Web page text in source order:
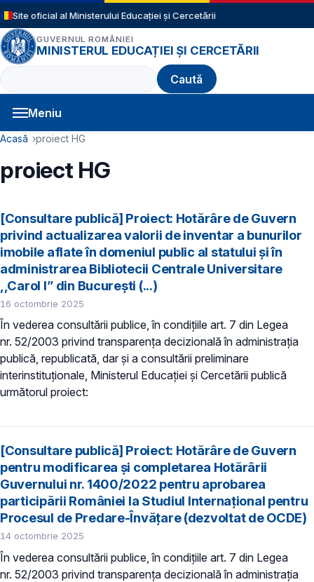
Sari la conținutul principal
Site oficial al Ministerului Educației și Cercetării
GUVERNUL ROMÂNIEI
MINISTERUL EDUCAȚIEI ȘI CERCETĂRII
Caută
Meniu
Navigație principală
Cale de navigare
Acasă proiect HG
proiect HG
[Consultare publică] Proiect: Hotărâre de Guvern
privind actualizarea valorii de inventar a bunurilor
imobile aflate în domeniul public al statului și în
administrarea Bibliotecii Centrale Universitare
,,Carol I’’ din București (...)
16 octombrie 2025
În vederea consultării publice, în condiţiile art. 7 din Legea
nr. 52/2003 privind transparenţa decizională în administraţia
publică, republicată, dar și a consultării preliminare
interinstituționale, Ministerul Educaţiei și Cercetării publică
următorul proiect:
[Consultare publică] Proiect: Hotărâre de Guvern
pentru modificarea şi completarea Hotărârii
Guvernului nr. 1400/2022 pentru aprobarea
participării României la Studiul Internațional pentru
Procesul de Predare-Învățare (dezvoltat de OCDE)
14 octombrie 2025
În vederea consultării publice, în condiţiile art. 7 din Legea
nr. 52/2003 privind transparenţa decizională în administraţia